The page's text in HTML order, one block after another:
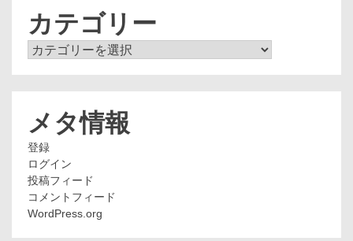
カテゴリー
カ
メタ情報
登録
ログイン
投稿フィード
コメントフィード
WordPress.org